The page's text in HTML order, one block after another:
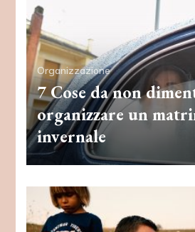
Organizzazione
7 Cose da non
organizzare un
invernale